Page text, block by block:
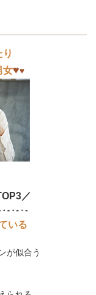
り
女♥♥
／
いる
が似合う